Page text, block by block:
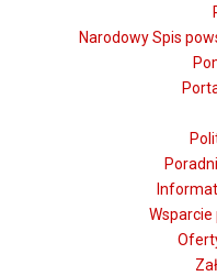
Narodowy Spis